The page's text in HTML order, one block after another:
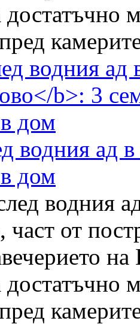
водния ад в
дом
водния
, част от